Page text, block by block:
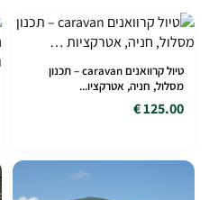
טיול קרוואנים caravan – תכנון
מסלול, חניה, אטרקציו...
125.00 €